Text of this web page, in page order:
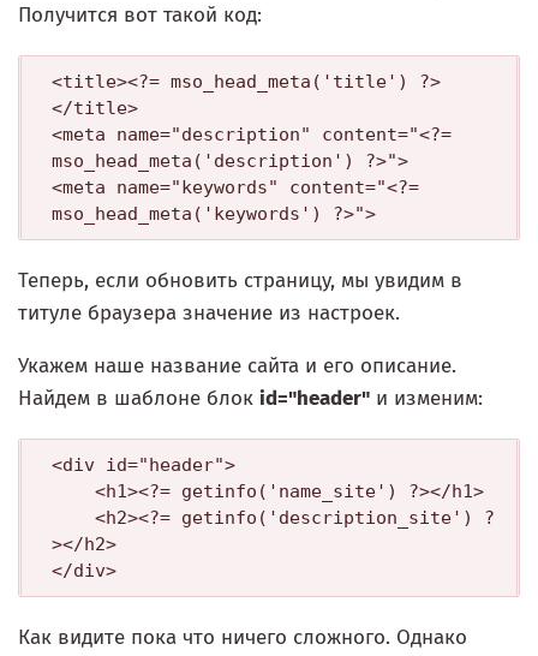
Получится вот такой код:
<title><?= mso_head_meta('title') ?>
</title>
<meta name="description" content="<?=
mso_head_meta('description') ?>">
<meta name="keywords" content="<?=
mso_head_meta('keywords') ?>">
Теперь, если обновить страницу, мы увидим в
титуле браузера значение из настроек.
Укажем наше название сайта и его описание.
Найдем в шаблоне блок id="header" и изменим:
<div id="header">
<h1><?= getinfo('name_site') ?></h1>
<h2><?= getinfo('description_site') ?
></h2>
</div>
Как видите пока что ничего сложного. Однако